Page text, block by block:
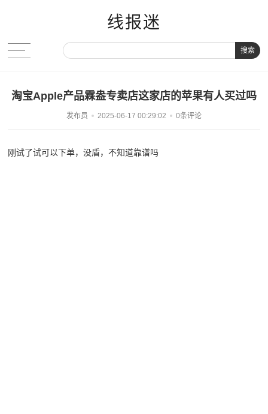
线报迷
搜索
淘宝Apple产品霖盎专卖店这家店的苹果有人买过吗
发布员 2025-06-17 00:29:02 0条评论
刚试了试可以下单，没盾，不知道靠谱吗